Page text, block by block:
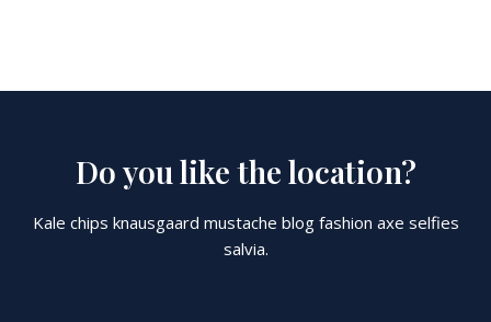
Do you like the location?
Kale chips knausgaard mustache blog fashion axe selfies
salvia.